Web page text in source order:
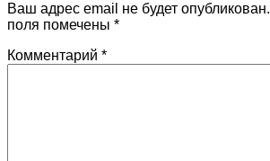
Ваш адрес email не будет опубликован.
поля помечены *
Комментарий *